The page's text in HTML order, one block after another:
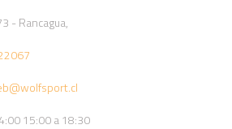
- Rancagua,
15:00 a 18:30